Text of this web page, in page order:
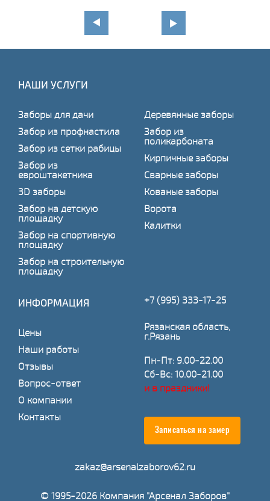
НАШИ УСЛУГИ
Заборы для дачи
Забор из профнастила
Забор из сетки рабицы
Забор из
евроштакетника
3D заборы
Забор на детскую
площадку
Забор на спортивную
площадку
Забор на строительную
площадку
Деревянные заборы
Забор из
поликарбоната
Кирпичные заборы
Сварные заборы
Кованые заборы
Ворота
Калитки
ИНФОРМАЦИЯ
Цены
Наши работы
Отзывы
Вопрос-ответ
О компании
Контакты
+7 (995) 333-17-25
Рязанская область,
г.Рязань
Пн-Пт: 9.00-22.00
Сб-Вс: 10.00-21.00
и в праздники!
Записаться на замер
zakaz@arsenalzaborov62.ru
© 1995-2026 Компания "Арсенал Заборов"